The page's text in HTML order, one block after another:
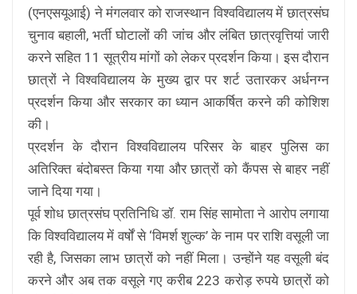
(एनएसयूआई) ने मंगलवार को राजस्थान विश्वविद्यालय में छात्रसंघ
चुनाव बहाली, भर्ती घोटालों की जांच और लंबित छात्रवृत्तियां जारी
करने सहित 11 सूत्रीय मांगों को लेकर प्रदर्शन किया। इस दौरान
छात्रों ने विश्वविद्यालय के मुख्य द्वार पर शर्ट उतारकर अर्धनग्न
प्रदर्शन किया और सरकार का ध्यान आकर्षित करने की कोशिश
की।
प्रदर्शन के दौरान विश्वविद्यालय परिसर के बाहर पुलिस का
अतिरिक्त बंदोबस्त किया गया और छात्रों को कैंपस से बाहर नहीं
जाने दिया गया।
पूर्व शोध छात्रसंघ प्रतिनिधि डॉ. राम सिंह सामोता ने आरोप लगाया
कि विश्वविद्यालय में वर्षों से ‘विमर्श शुल्क’ के नाम पर राशि वसूली जा
रही है, जिसका लाभ छात्रों को नहीं मिला। उन्होंने यह वसूली बंद
करने और अब तक वसूले गए करीब 223 करोड़ रुपये छात्रों को